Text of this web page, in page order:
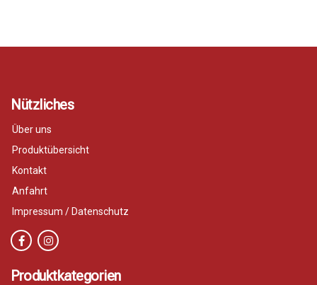
Nützliches
Über uns
Produktübersicht
Kontakt
Anfahrt
Impressum / Datenschutz
Produktkategorien